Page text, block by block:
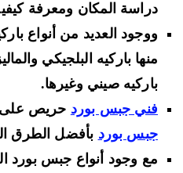
دراسة المكان ومعرفة
ووجود العديد من أنواع
منها باركيه البلجيكي
باركيه صيني وغيرها.
فني جبس بوردحريص على
جبس بوردبأفضل الطرق
مع وجود أنواع جبس بورد